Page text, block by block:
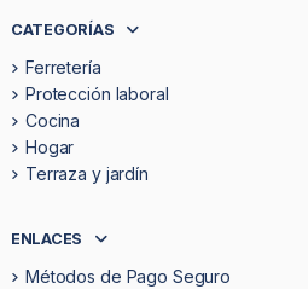
CATEGORÍAS
Ferretería
Protección laboral
Cocina
Hogar
Terraza y jardín
ENLACES
Métodos de Pago Seguro